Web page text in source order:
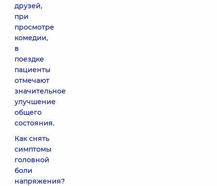
друзей,
при
просмотре
комедии,
в
поездке
пациенты
отмечают
значительное
улучшение
общего
состояния.
Как снять
симптомы
головной
боли
напряжения?